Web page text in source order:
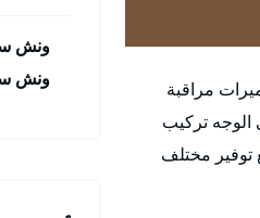
مراقبة
الوجه تركيب
توفير مختلف
ونش